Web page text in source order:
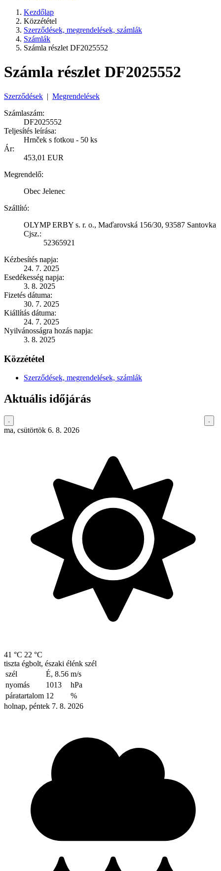
Kezdőlap
Közzététel
Szerződések, megrendelések, számlák
Számlák
Számla részlet DF2025552
Számla részlet DF2025552
Szerződések | Megrendelések
Számlaszám:
DF2025552
Teljesítés leírása:
Hrnček s fotkou - 50 ks
Ár:
453,01 EUR
Megrendelő:
Obec Jelenec
Szállító:
OLYMP ERBY s. r. o., Maďarovská 156/30, 93587 Santovka
Cjsz.:
52365921
Kézbesítés napja:
24. 7. 2025
Esedékesség napja:
3. 8. 2025
Fizetés dátuma:
30. 7. 2025
Kiállítás dátuma:
24. 7. 2025
Nyilvánosságra hozás napja:
3. 8. 2025
Közzététel
Szerződések, megrendelések, számlák
Aktuális időjárás
ma, csütörtök 6. 8. 2026
41 °C 22 °C
tiszta égbolt, északi élénk szél
szél
É, 8.56 m/s
nyomás
1013
hPa
páratartalom 12
%
holnap, péntek 7. 8. 2026